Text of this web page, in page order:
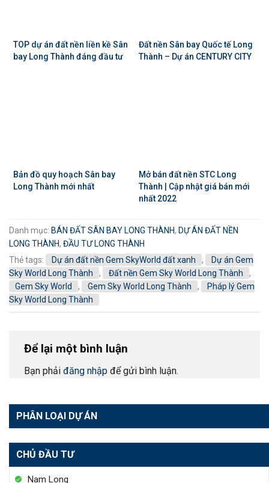
PHÂN LOẠI DỰ ÁN
CHỦ ĐẦU TƯ
Nam Long
TOP dự án đất nền liền kề Sân
bay Long Thành đáng đầu tư
Đất nền Sân bay Quốc tế Long
Thành – Dự án CENTURY CITY
Bản đồ quy hoạch Sân bay
Long Thành mới nhất
Mở bán đất nền STC Long
Thành | Cập nhật giá bán mới
nhất 2022
Danh mục: BÁN ĐẤT SÂN BAY LONG THÀNH, DỰ ÁN ĐẤT NỀN
LONG THÀNH, ĐẦU TƯ LONG THÀNH
Thẻ tags:
Dự án đất nền Gem SkyWorld đất xanh ,
Dự án Gem
Sky World Long Thành
, Đất nền Gem Sky World Long Thành
,
Gem Sky World
, Gem Sky World Long Thành ,
Pháp lý Gem
Sky World Long Thành
Để lại một bình luận
Bạn phải đăng nhập để gửi bình luận.